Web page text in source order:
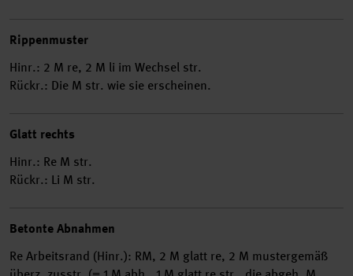
Rippenmuster
Hinr.: 2 M re, 2 M li im Wechsel str.
Rückr.: Die M str. wie sie erscheinen.
Glatt rechts
Hinr.: Re M str.
Rückr.: Li M str.
Betonte Abnahmen
Re Arbeitsrand (Hinr.): RM, 2 M glatt re, 2 M mustergemäß